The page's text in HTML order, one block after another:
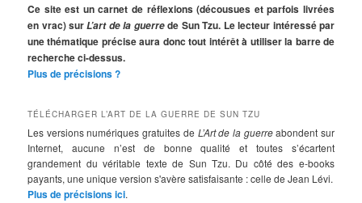
h
e
r
c
h
Ce site est un carnet de réflexions (décousues et parfois livrées
en vrac) surL’art de la guerrede Sun Tzu. Le lecteur intéressé par
une thématique précise aura donc tout intérêt à utiliser la barre de
recherche ci-dessus.
Plus de précisions ?
TÉLÉCHARGER L’ART DE LA GUERRE DE SUN TZU
Les versions numériques gratuites de L’Art de la guerreabondent sur
Internet, aucune n’est de bonne qualité et toutes s’écartent
grandement du véritable texte de Sun Tzu. Du côté des e-books
payants, une unique version s'avère satisfaisante : celle de Jean Lévi.
Plus de précisions ici.